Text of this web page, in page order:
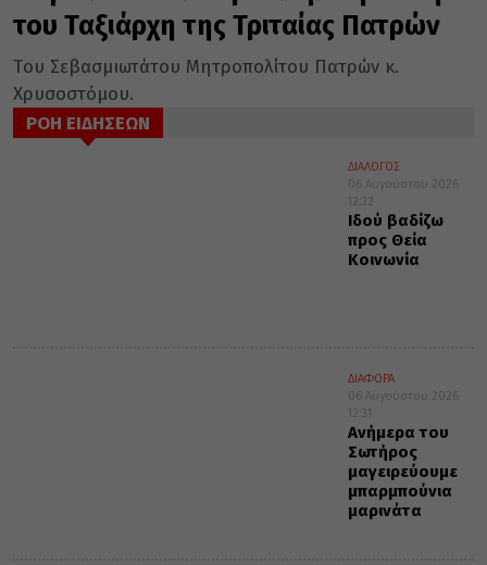
του Ταξιάρχη της Τριταίας Πατρών
Tου Σεβασμιωτάτου Μητροπολίτου Πατρών κ.
Χρυσοστόμου.
ΡΟΗ ΕΙΔΗΣΕΩΝ
ΔΙΑΛΟΓΟΣ
06 Αυγούστου 2026
12:32
Ιδού βαδίζω
προς Θεία
Κοινωνία
ΔΙΑΦΟΡΑ
06 Αυγούστου 2026
12:31
Ανήμερα του
Σωτήρος
μαγειρεύουμε
μπαρμπούνια
μαρινάτα